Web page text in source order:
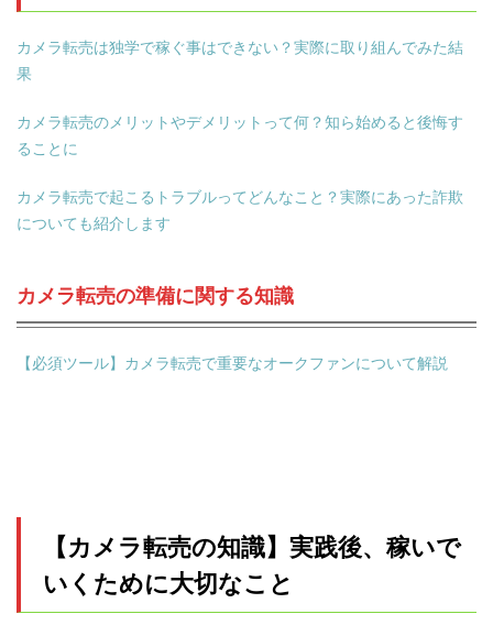
カメラ転売は独学で稼ぐ事はできない？実際に取り組んでみた結
果
カメラ転売のメリットやデメリットって何？知ら始めると後悔す
ることに
カメラ転売で起こるトラブルってどんなこと？実際にあった詐欺
についても紹介します
カメラ転売の準備に関する知識
【必須ツール】カメラ転売で重要なオークファンについて解説
【カメラ転売の知識】実践後、稼いで
いくために大切なこと